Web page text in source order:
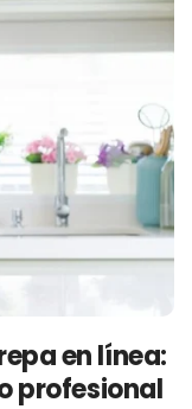
en línea:
profesional